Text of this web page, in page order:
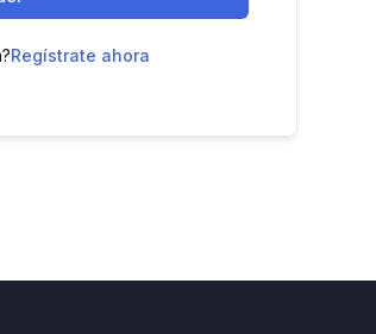
Regístrate ahora